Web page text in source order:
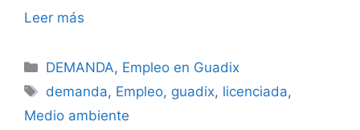
Leer más
Categorías
DEMANDA, Empleo en Guadix
Etiquetas
demanda, Empleo, guadix, licenciada,
Medio ambiente